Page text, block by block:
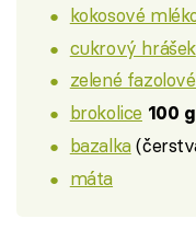
kokosové
cukrový hrášek
zelené
brokolice 100 g
bazalka
máta